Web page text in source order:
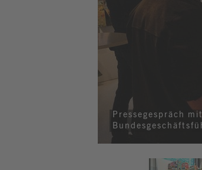
Pressegespräch